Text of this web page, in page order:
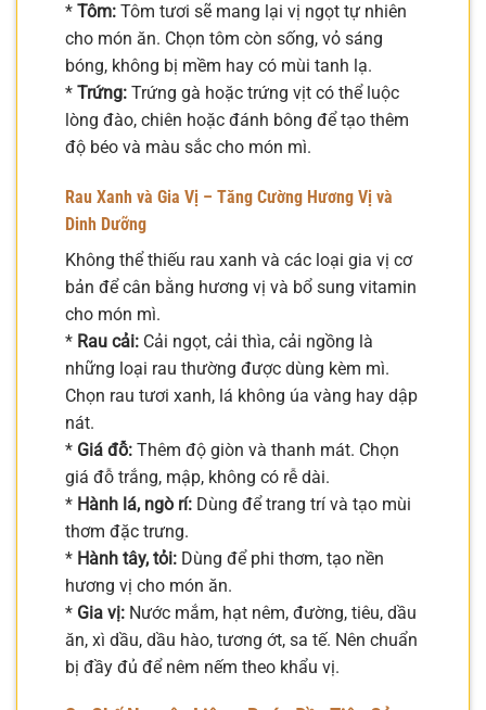
* Tôm: Tôm tươi sẽ mang lại vị ngọt tự nhiên
cho món ăn. Chọn tôm còn sống, vỏ sáng
bóng, không bị mềm hay có mùi tanh lạ.
* Trứng: Trứng gà hoặc trứng vịt có thể luộc
lòng đào, chiên hoặc đánh bông để tạo thêm
độ béo và màu sắc cho món mì.
Rau Xanh và Gia Vị – Tăng Cường Hương Vị và
Dinh Dưỡng
Không thể thiếu rau xanh và các loại gia vị cơ
bản để cân bằng hương vị và bổ sung vitamin
cho món mì.
* Rau cải: Cải ngọt, cải thìa, cải ngồng là
những loại rau thường được dùng kèm mì.
Chọn rau tươi xanh, lá không úa vàng hay dập
nát.
* Giá đỗ: Thêm độ giòn và thanh mát. Chọn
giá đỗ trắng, mập, không có rễ dài.
* Hành lá, ngò rí: Dùng để trang trí và tạo mùi
thơm đặc trưng.
* Hành tây, tỏi: Dùng để phi thơm, tạo nền
hương vị cho món ăn.
* Gia vị: Nước mắm, hạt nêm, đường, tiêu, dầu
ăn, xì dầu, dầu hào, tương ớt, sa tế. Nên chuẩn
bị đầy đủ để nêm nếm theo khẩu vị.